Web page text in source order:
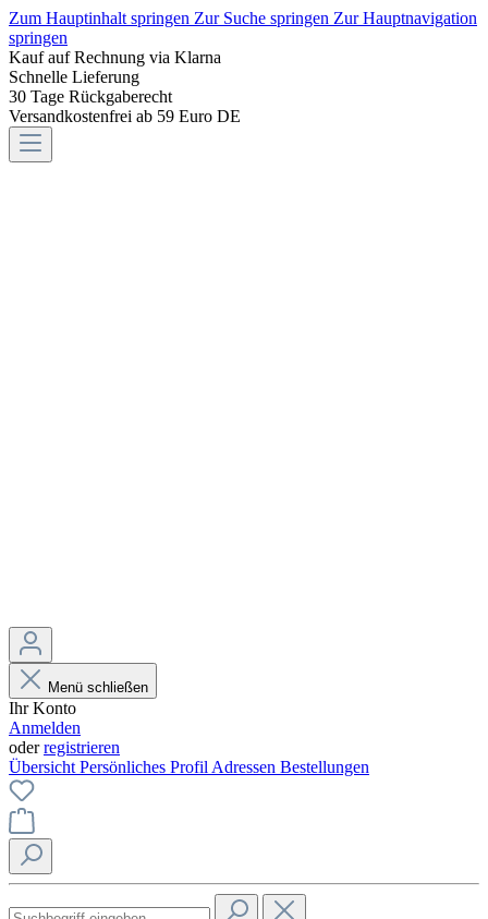
Zum Hauptinhalt springen Zur Suche springen Zur Hauptnavigation
springen
Kauf auf Rechnung via Klarna
Schnelle Lieferung
30 Tage Rückgaberecht
Versandkostenfrei ab 59 Euro DE
Menü schließen
Ihr Konto
Anmelden
oderregistrieren
Übersicht Persönliches Profil Adressen Bestellungen